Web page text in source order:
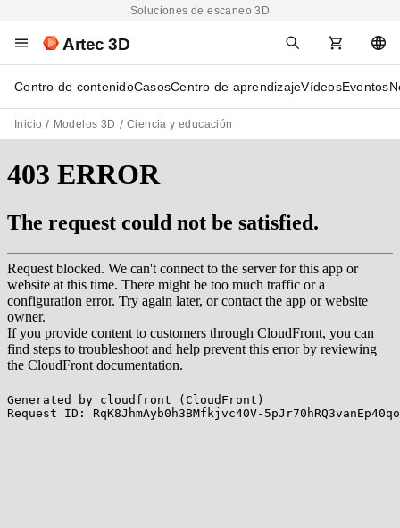
Soluciones de escaneo 3D
Artec 3D
Centro de contenidoCasosCentro de aprendizajeVídeosEventos
Inicio Modelos 3D Ciencia y educación